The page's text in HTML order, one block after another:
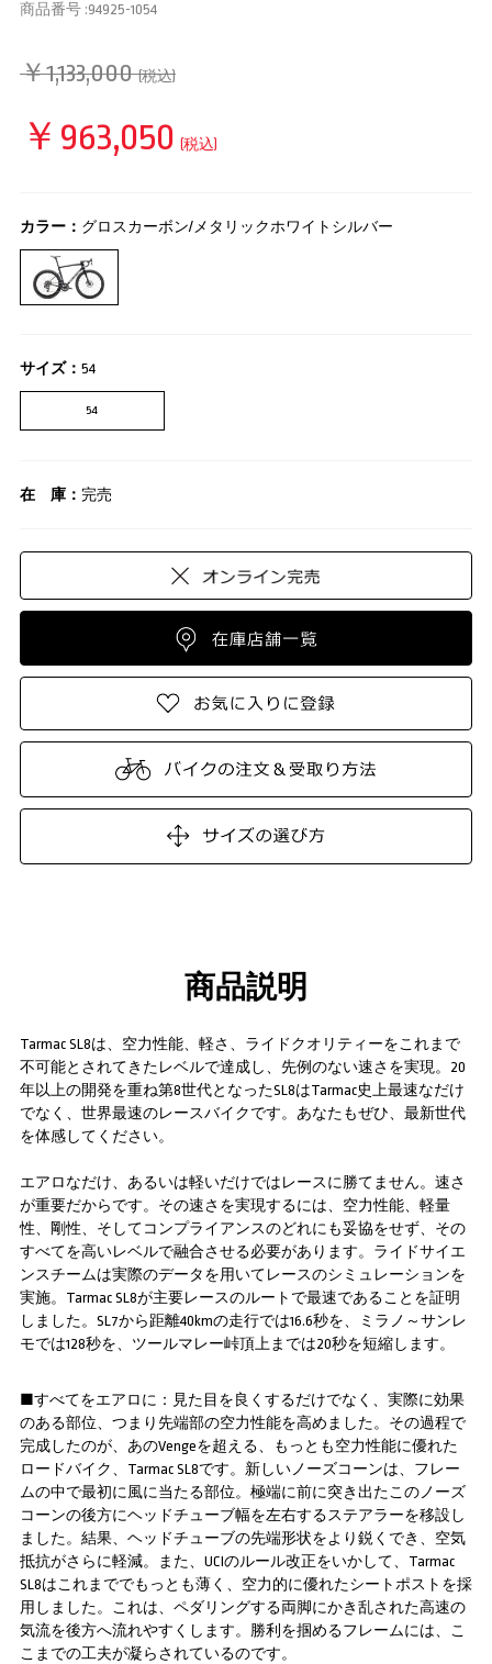
商品番号 :94925-1054
￥1,133,000 (税込)
￥963,050 (税込)
カラー： グロスカーボン/メタリックホワイトシルバー
サイズ： 54
54
在 庫： 完売
商品説明
Tarmac SL8は、空力性能、軽さ、ライドクオリティーをこれまで
不可能とされてきたレベルで達成し、先例のない速さを実現。20
年以上の開発を重ね第8世代となったSL8はTarmac史上最速なだけ
でなく、世界最速のレースバイクです。あなたもぜひ、最新世代
を体感してください。
エアロなだけ、あるいは軽いだけではレースに勝てません。速さ
が重要だからです。その速さを実現するには、空力性能、軽量
性、剛性、そしてコンプライアンスのどれにも妥協をせず、その
すべてを高いレベルで融合させる必要があります。ライドサイエ
ンスチームは実際のデータを用いてレースのシミュレーションを
実施。Tarmac SL8が主要レースのルートで最速であることを証明
しました。SL7から距離40kmの走行では16.6秒を、ミラノ～サンレ
モでは128秒を、ツールマレー峠頂上までは20秒を短縮します。
■すべてをエアロに：見た目を良くするだけでなく、実際に効果
のある部位、つまり先端部の空力性能を高めました。その過程で
完成したのが、あのVengeを超える、もっとも空力性能に優れた
ロードバイク、Tarmac SL8です。新しいノーズコーンは、フレー
ムの中で最初に風に当たる部位。極端に前に突き出たこのノーズ
コーンの後方にヘッドチューブ幅を左右するステアラーを移設し
ました。結果、ヘッドチューブの先端形状をより鋭くでき、空気
抵抗がさらに軽減。また、UCIのルール改正をいかして、Tarmac
SL8はこれまででもっとも薄く、空力的に優れたシートポストを採
用しました。これは、ペダリングする両脚にかき乱された高速の
気流を後方へ流れやすくします。勝利を掴めるフレームには、こ
こまでの工夫が凝らされているのです。